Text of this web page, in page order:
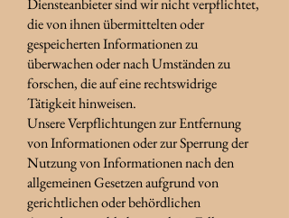
Diensteanbieter sind wir nicht verpflichtet,
die von ihnen übermittelten oder
gespeicherten Informationen zu
überwachen oder nach Umständen zu
forschen, die auf eine rechtswidrige
Tätigkeit hinweisen.
Unsere Verpflichtungen zur Entfernung
von Informationen oder zur Sperrung der
Nutzung von Informationen nach den
allgemeinen Gesetzen aufgrund von
gerichtlichen oder behördlichen